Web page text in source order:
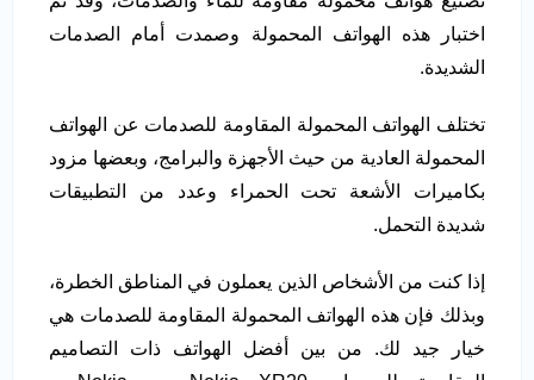
اختبار هذه الهواتف المحمولة وصمدت أمام الصدمات
الشديدة.
تختلف الهواتف المحمولة المقاومة للصدمات عن الهواتف
المحمولة العادية من حيث الأجهزة والبرامج، وبعضها مزود
بكاميرات الأشعة تحت الحمراء وعدد من التطبيقات
شديدة التحمل.
إذا كنت من الأشخاص الذين يعملون في المناطق الخطرة،
وبذلك فإن هذه الهواتف المحمولة المقاومة للصدمات هي
خيار جيد لك. من بين أفضل الهواتف ذات التصاميم